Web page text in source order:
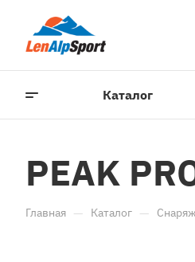
Каталог
PEAK
Главная — Каталог —